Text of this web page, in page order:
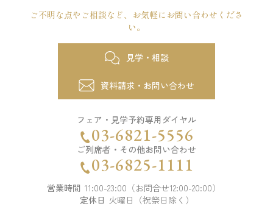
ご不明な点やご相談など、 お気軽にお問い合わせくださ
い。
見学・相談
資料請求・お問い合わせ
フェア・見学予約専用ダイヤル
03-6821-5556
ご列席者・その他お問い合わせ
03-6825-1111
営業時間 11:00-23:00（お問合せ12:00-20:00）
定休日 火曜日（祝祭日除く）